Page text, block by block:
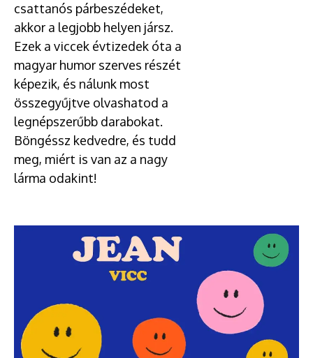
csattanós párbeszédeket,
akkor a legjobb helyen jársz.
Ezek a viccek évtizedek óta a
magyar humor szerves részét
képezik, és nálunk most
összegyűjtve olvashatod a
legnépszerűbb darabokat.
Böngéssz kedvedre, és tudd
meg, miért is van az a nagy
lárma odakint!